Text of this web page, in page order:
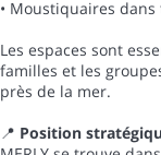
• Moustiquaires
Les espaces sont
familles et les
près de la mer.
📍 Position